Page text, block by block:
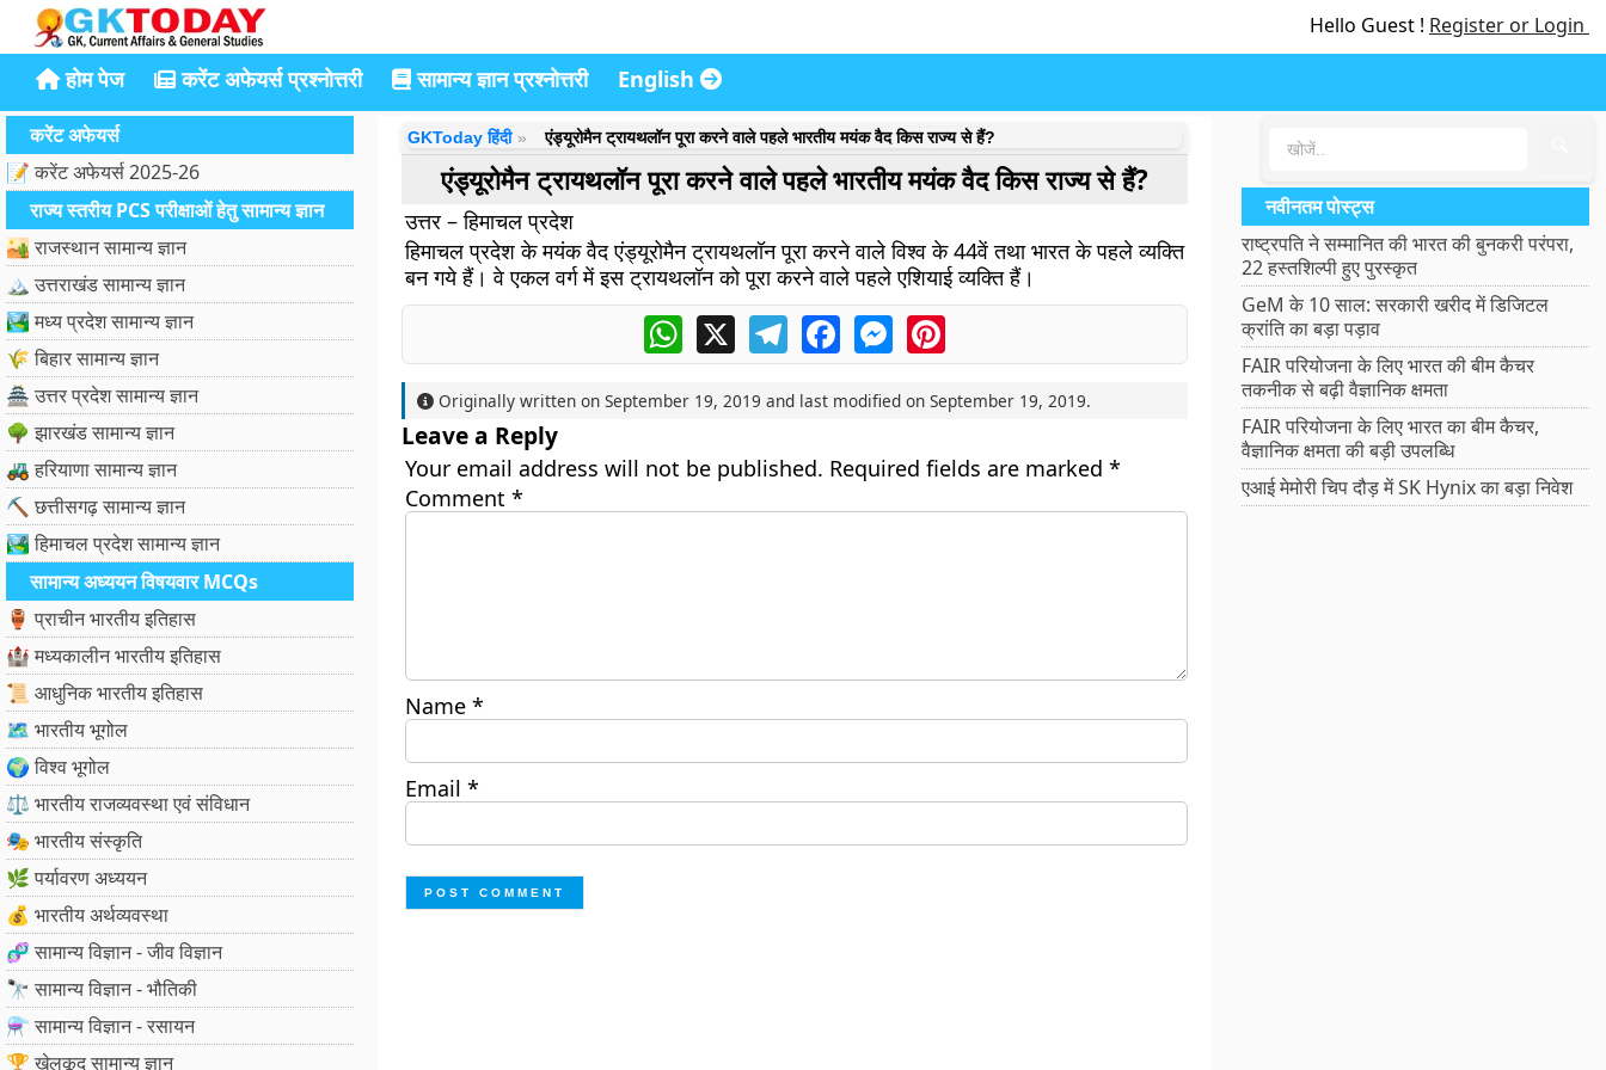
Hello Guest ! Register or Login
होम पेज करेंट अफेयर्स प्रश्नोत्तरी सामान्य ज्ञान प्रश्नोत्तरी English
करेंट अफेयर्स
📝 करेंट अफेयर्स 2025-26
राज्य स्तरीय PCS परीक्षाओं हेतु सामान्य ज्ञान
🏜️ राजस्थान सामान्य ज्ञान
🏔️ उत्तराखंड सामान्य ज्ञान
🏞️ मध्य प्रदेश सामान्य ज्ञान
🌾 बिहार सामान्य ज्ञान
🏯 उत्तर प्रदेश सामान्य ज्ञान
🌳 झारखंड सामान्य ज्ञान
🚜 हरियाणा सामान्य ज्ञान
⛏️ छत्तीसगढ़ सामान्य ज्ञान
🏞️ हिमाचल प्रदेश सामान्य ज्ञान
सामान्य अध्ययन विषयवार MCQs
🏺 प्राचीन भारतीय इतिहास
🏰 मध्यकालीन भारतीय इतिहास
📜 आधुनिक भारतीय इतिहास
🗺️ भारतीय भूगोल
🌍 विश्व भूगोल
⚖️ भारतीय राजव्यवस्था एवं संविधान
🎭 भारतीय संस्कृति
🌿 पर्यावरण अध्ययन
💰 भारतीय अर्थव्यवस्था
🧬 सामान्य विज्ञान - जीव विज्ञान
🔭 सामान्य विज्ञान - भौतिकी
⚗️ सामान्य विज्ञान - रसायन
🏆 खेलकूद सामान्य ज्ञान
GKToday हिंदी एंड्यूरोमैन ट्रायथलॉन पूरा करने वाले पहले भारतीय मयंक वैद किस राज्य से हैं?
एंड्यूरोमैन ट्रायथलॉन पूरा करने वाले पहले भारतीय मयंक वैद किस राज्य से हैं?
उत्तर – हिमाचल प्रदेश
हिमाचल प्रदेश के मयंक वैद एंड्यूरोमैन ट्रायथलॉन पूरा करने वाले विश्व के 44वें तथा भारत के पहले व्यक्ति
बन गये हैं। वे एकल वर्ग में इस ट्रायथलॉन को पूरा करने वाले पहले एशियाई व्यक्ति हैं।
WhatsApp
X TelegramFacebookMessengerPinterest
Originally written on September 19, 2019 and last modified on September 19, 2019.
Leave a Reply
Your email address will not be published. Required fields are marked *
Comment *
Name *
Email *
नवीनतम पोस्ट्स
राष्ट्रपति ने सम्मानित की भारत की बुनकरी परंपरा,
22 हस्तशिल्पी हुए पुरस्कृत
GeM के 10 साल: सरकारी खरीद में डिजिटल
क्रांति का बड़ा पड़ाव
FAIR परियोजना के लिए भारत की बीम कैचर
तकनीक से बढ़ी वैज्ञानिक क्षमता
FAIR परियोजना के लिए भारत का बीम कैचर,
वैज्ञानिक क्षमता की बड़ी उपलब्धि
एआई मेमोरी चिप दौड़ में SK Hynix का बड़ा निवेश